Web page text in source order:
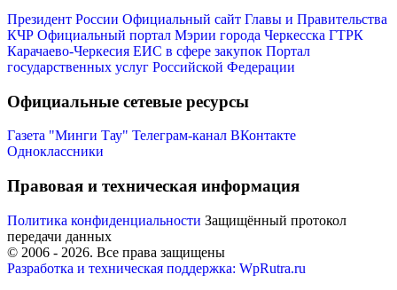
Президент России Официальный сайт Главы и Правительства
КЧР Официальный портал Мэрии города Черкесска ГТРК
Карачаево-Черкесия ЕИС в сфере закупок Портал
государственных услуг Российской Федерации
Официальные сетевые ресурсы
Газета "Минги Тау" Телеграм-канал ВКонтакте
Одноклассники
Правовая и техническая информация
Политика конфиденциальности Защищённый протокол
передачи данных
© 2006 - 2026. Все права защищены
Разработка и техническая поддержка: WpRutra.ru
Туризм